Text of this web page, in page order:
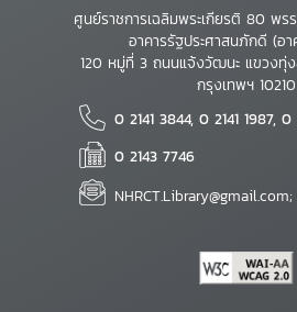
ศูนย์ราชการเฉลิมพระเกียรติ 80 พร
อาคารรัฐประศาสนภักดี (อ
120 หมู่ที่ 3 ถนนแจ้งวัฒนะ แขวงทุ่
กรุงเทพฯ 10210
0 2141 3844, 0 2141 1987, 0
0 2143 7746